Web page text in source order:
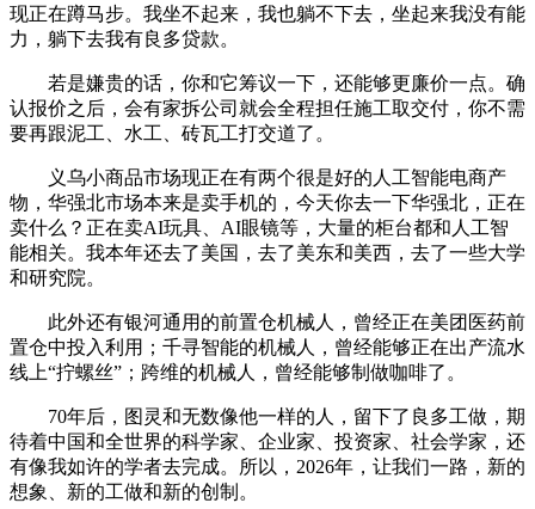
现正在蹲马步。我坐不起来，我也躺不下去，坐起来我没有能
力，躺下去我有良多贷款。
若是嫌贵的话，你和它筹议一下，还能够更廉价一点。确
认报价之后，会有家拆公司就会全程担任施工取交付，你不需
要再跟泥工、水工、砖瓦工打交道了。
义乌小商品市场现正在有两个很是好的人工智能电商产
物，华强北市场本来是卖手机的，今天你去一下华强北，正在
卖什么？正在卖AI玩具、AI眼镜等，大量的柜台都和人工智
能相关。我本年还去了美国，去了美东和美西，去了一些大学
和研究院。
此外还有银河通用的前置仓机械人，曾经正在美团医药前
置仓中投入利用；千寻智能的机械人，曾经能够正在出产流水
线上“拧螺丝”；跨维的机械人，曾经能够制做咖啡了。
70年后，图灵和无数像他一样的人，留下了良多工做，期
待着中国和全世界的科学家、企业家、投资家、社会学家，还
有像我如许的学者去完成。所以，2026年，让我们一路，新的
想象、新的工做和新的创制。